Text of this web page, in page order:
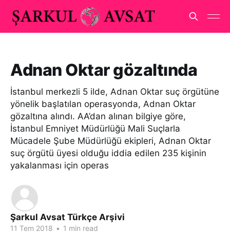
Adnan Oktar gözaltında
İstanbul merkezli 5 ilde, Adnan Oktar suç örgütüne
yönelik başlatılan operasyonda, Adnan Oktar
gözaltına alındı. AA’dan alınan bilgiye göre,
İstanbul Emniyet Müdürlüğü Mali Suçlarla
Mücadele Şube Müdürlüğü ekipleri, Adnan Oktar
suç örgütü üyesi olduğu iddia edilen 235 kişinin
yakalanması için operas
Şarkul Avsat Türkçe Arşivi
11 Tem 2018 • 1 min read